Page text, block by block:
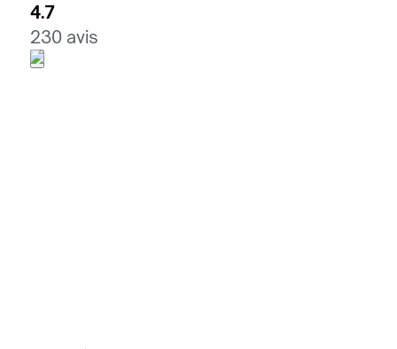
4.7
230 avis